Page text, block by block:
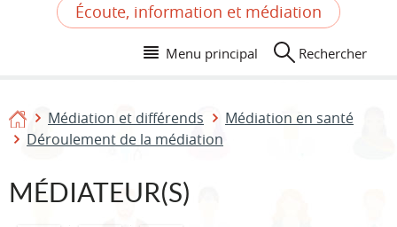
Écoute, information et médiation
Menu principal Rechercher
Accueil
Médiation et différends
Médiation en santé
Déroulement de la médiation
MÉDIATEUR(S)